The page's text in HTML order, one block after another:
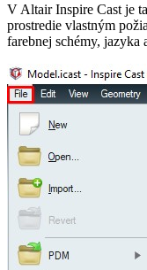
V Altair Inspire Cast je
prostredie vlastným
farebnej schémy,